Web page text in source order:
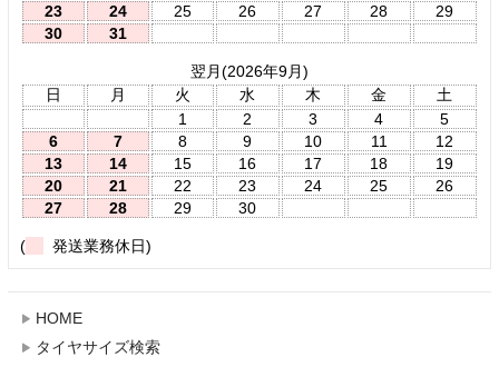
23
24 25 26 27 28
29
30
31
翌月(2026年9月)
日
月 火 水 木 金
土
1
2 3 4
5
6
7 8 9 10 11
12
13
14 15 16 17 18
19
20
21 22 23 24 25
26
27
28 29 30
( 発送業務休日)
HOME
タイヤサイズ検索